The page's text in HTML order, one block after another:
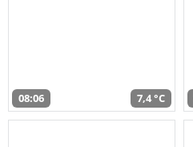
08:06 7,4 °C